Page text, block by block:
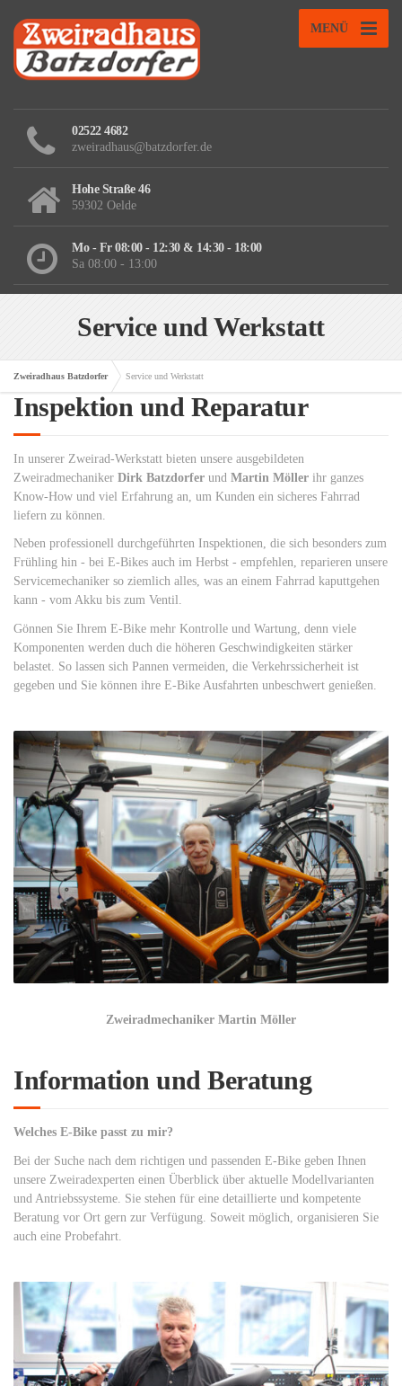
MENÜ
02522 4682
zweiradhaus@batzdorfer.de
Hohe Straße 46
59302 Oelde
Mo - Fr 08:00 - 12:30 & 14:30 - 18:00
Sa 08:00 - 13:00
Service und Werkstatt
Zweiradhaus Batzdorfer Service und Werkstatt
Inspektion und Reparatur
In unserer Zweirad-Werkstatt bieten unsere ausgebildeten
Zweiradmechaniker Dirk Batzdorfer und Martin Möller ihr ganzes
Know-How und viel Erfahrung an, um Kunden ein sicheres Fahrrad
liefern zu können.
Neben professionell durchgeführten Inspektionen, die sich besonders zum
Frühling hin - bei E-Bikes auch im Herbst - empfehlen, reparieren unsere
Servicemechaniker so ziemlich alles, was an einem Fahrrad kaputtgehen
kann - vom Akku bis zum Ventil.
Gönnen Sie Ihrem E-Bike mehr Kontrolle und Wartung, denn viele
Komponenten werden duch die höheren Geschwindigkeiten stärker
belastet. So lassen sich Pannen vermeiden, die Verkehrssicherheit ist
gegeben und Sie können ihre E-Bike Ausfahrten unbeschwert genießen.
Zweiradmechaniker Martin Möller
Information und Beratung
Welches E-Bike passt zu mir?
Bei der Suche nach dem richtigen und passenden E-Bike geben Ihnen
unsere Zweiradexperten einen Überblick über aktuelle Modellvarianten
und Antriebssysteme. Sie stehen für eine detaillierte und kompetente
Beratung vor Ort gern zur Verfügung. Soweit möglich, organisieren Sie
auch eine Probefahrt.